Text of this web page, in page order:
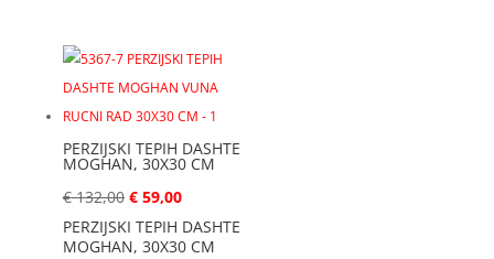
PERZIJSKI TEPIH DASHTE
MOGHAN, 30X30 CM
€132,00 €59,00
PERZIJSKI TEPIH DASHTE
MOGHAN, 30X30 CM